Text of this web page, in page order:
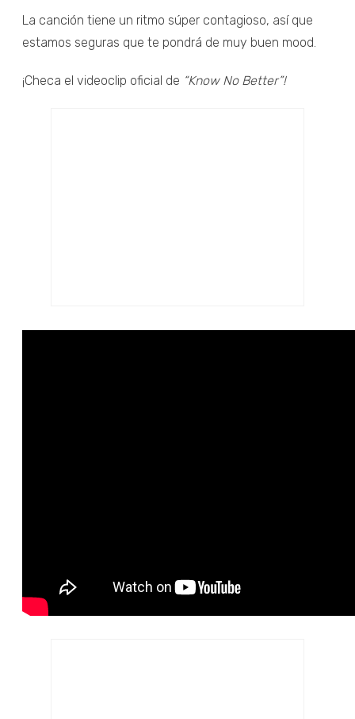
La canción tiene un ritmo súper contagioso, así que
estamos seguras que te pondrá de muy buen mood.
¡Checa el videoclip oficial de “Know No Better”!